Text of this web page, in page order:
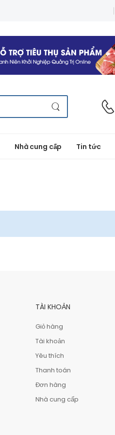
Nhà cung cấp Tin tức
TÀI KHOẢN
Giỏ hàng
Tài khoản
Yêu thích
Thanh toán
Đơn hàng
Nhà cung cấp